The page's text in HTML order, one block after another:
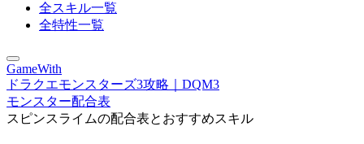
全スキル一覧
全特性一覧
GameWith
ドラクエモンスターズ3攻略｜DQM3
モンスター配合表
スピンスライムの配合表とおすすめスキル